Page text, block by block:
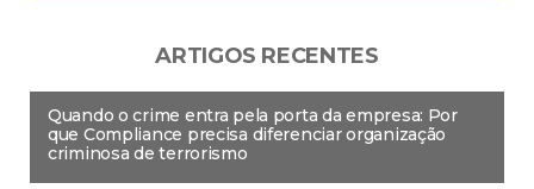
ARTIGOS RECENTES
Quando o crime entra pela porta da empresa: Por
que Compliance precisa diferenciar organização
criminosa de terrorismo